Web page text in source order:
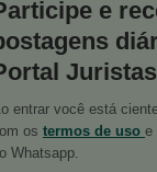
e
entrar você está
os termos de uso e
Whatsapp.